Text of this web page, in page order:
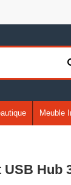
Meuble
Hub